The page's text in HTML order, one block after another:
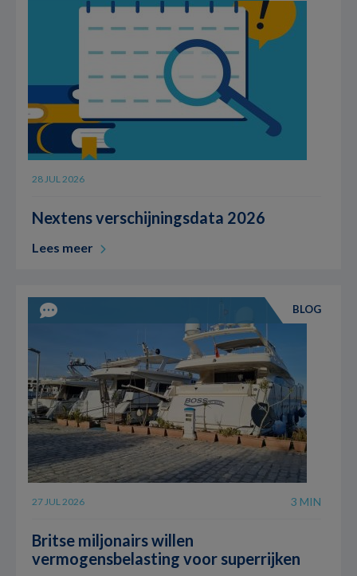
28 JUL 2026
Nextens verschijningsdata 2026
Lees meer
BLOG
27 JUL 2026 3 MIN
Britse miljonairs willen
vermogensbelasting voor superrijken